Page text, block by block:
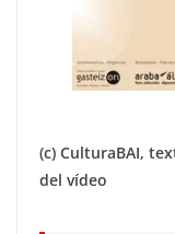
(c) CulturaBAI,
del vídeo